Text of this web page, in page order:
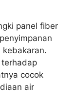
panel fiber
kebakaran.
cocok
air